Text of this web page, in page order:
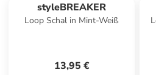
styleBREAKER
Loop Schal in Mint-Weiß
13,95 €